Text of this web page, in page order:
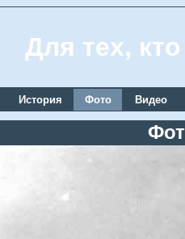
Для тех,
История Фото Видео